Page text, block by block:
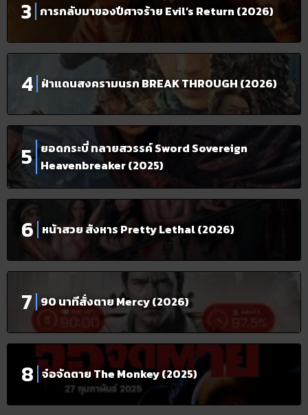
การกลับมาของปีศาจร้าย Evil’s Return (2026)
ฝ่าแดนสงครามนรก BREAK THROUGH (2026)
ยอดกระบี่ ทลายสวรรค์ Sword Sovereign
Heavenbreaker (2025)
หน้าสวย สังหาร Pretty Lethal (2026)
90 นาทีสั่งตาย Mercy (2026)
จ๋อจัดตาย The Monkey (2025)